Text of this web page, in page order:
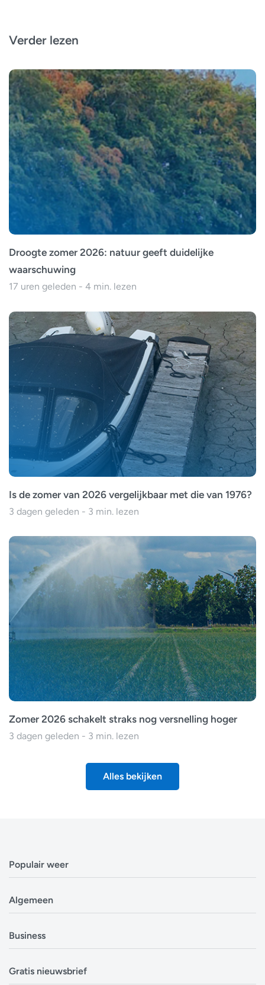
Verder lezen
Droogte zomer 2026: natuur geeft duidelijke
waarschuwing
17 uren geleden - 4 min. lezen
Is de zomer van 2026 vergelijkbaar met die van 1976?
3 dagen geleden - 3 min. lezen
Zomer 2026 schakelt straks nog versnelling hoger
3 dagen geleden - 3 min. lezen
Alles bekijken
Populair weer
Weerbericht Brussel
Weerbericht Eindhoven
Alle locaties in België
Algemeen
Privacyverklaring
Disclaimer
Business
Overheden
Gratis nieuwsbrief